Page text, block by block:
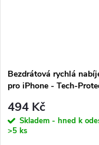
Bezdrátová rychlá
pro iPhone - Tech-
Wireless Charger White
494 Kč
Skladem - hned k
>5 ks